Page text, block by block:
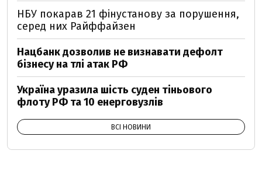
НБУ покарав 21 фінустанову за порушення,
серед них Райффайзен
Нацбанк дозволив не визнавати дефолт
бізнесу на тлі атак РФ
Україна уразила шість суден тіньового
флоту РФ та 10 енерговузлів
ВСІ НОВИНИ